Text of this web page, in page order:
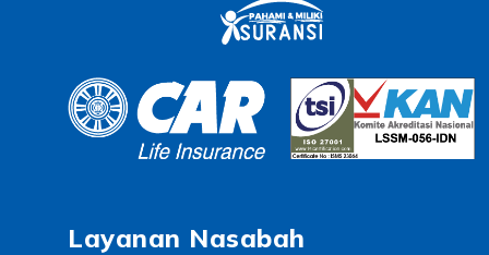
Layanan Nasabah